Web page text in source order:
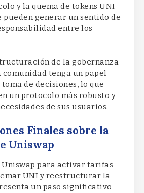
y la quema de tokens UNI
pueden generar un sentido de
entre los
de la gobernanza
tenga un papel
de decisiones, lo que
un protocolo más robusto y
de sus usuarios.
Finales sobre la
Uniswap
Uniswap para activar tarifas
UNI y reestructurar la
un paso significativo